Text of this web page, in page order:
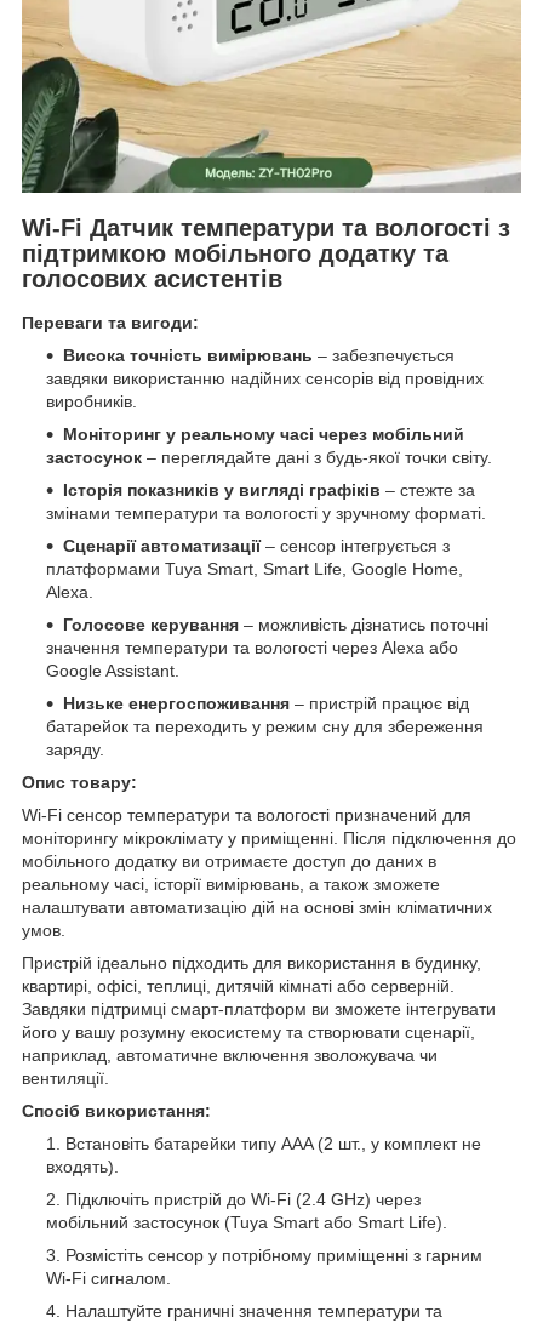
Wi-Fi Датчик температури та вологості з
підтримкою мобільного додатку та
голосових асистентів
Переваги та вигоди:
Висока точність вимірювань – забезпечується
завдяки використанню надійних сенсорів від провідних
виробників.
Моніторинг у реальному часі через мобільний
застосунок – переглядайте дані з будь-якої точки світу.
Історія показників у вигляді графіків – стежте за
змінами температури та вологості у зручному форматі.
Сценарії автоматизації– сенсор інтегрується з
платформами Tuya Smart, Smart Life, Google Home,
Alexa.
Голосове керування – можливість дізнатись поточні
значення температури та вологості через Alexa або
Google Assistant.
Низьке енергоспоживання – пристрій працює від
батарейок та переходить у режим сну для збереження
заряду.
Опис товару:
Wi-Fi сенсор температури та вологості призначений для
моніторингу мікроклімату у приміщенні. Після підключення до
мобільного додатку ви отримаєте доступ до даних в
реальному часі, історії вимірювань, а також зможете
налаштувати автоматизацію дій на основі змін кліматичних
умов.
Пристрій ідеально підходить для використання в будинку,
квартирі, офісі, теплиці, дитячій кімнаті або серверній.
Завдяки підтримці смарт-платформ ви зможете інтегрувати
його у вашу розумну екосистему та створювати сценарії,
наприклад, автоматичне включення зволожувача чи
вентиляції.
Спосіб використання:
Встановіть батарейки типу AAA (2 шт., у комплект не
входять).
Підключіть пристрій до Wi-Fi (2.4 GHz) через
мобільний застосунок (Tuya Smart або Smart Life).
Розмістіть сенсор у потрібному приміщенні з гарним
Wi-Fi сигналом.
Налаштуйте граничні значення температури та